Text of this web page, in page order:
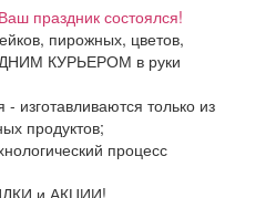
праздник состоялся!
пирожных, цветов,
КУРЬЕРОМ в руки
- изготавливаются только из
продуктов;
процесс
и АКЦИИ!